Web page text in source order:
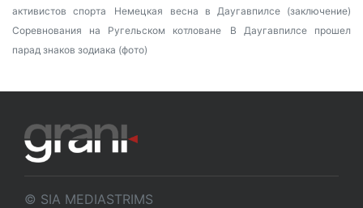
активистов спорта
Немецкая весна в Даугавпилсе (заключение)
Соревнования на Ругельском котловане
В Даугавпилсе прошел
парад знаков зодиака (фото)
© SIA MEDIASTRIMS